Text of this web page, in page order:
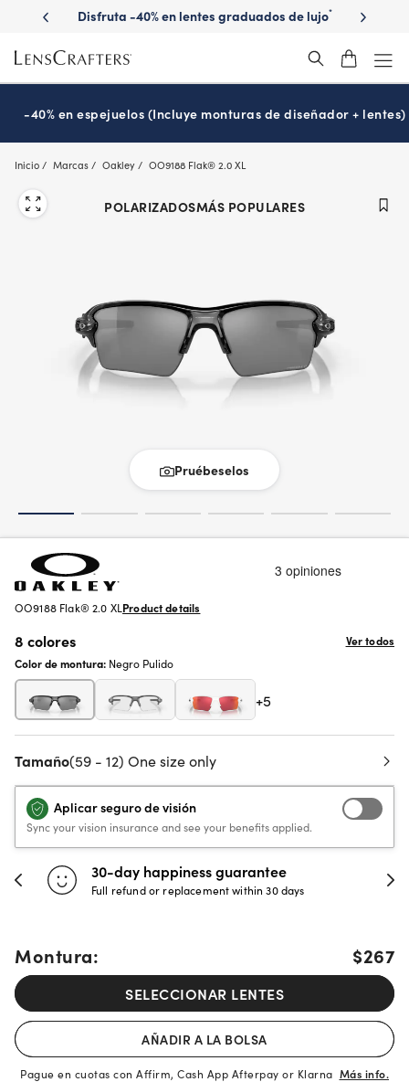
main
content
vista? Disfruta -40% en lentes graduados de lujo*
-40% en espejuelos (Incluye monturas de diseñador + lentes)
Inicio Marcas Oakley OO9188 Flak® 2.0 XL
POLARIZADOSMÁS POPULARES
Pruébeselos
OO9188 Flak® 2.0 XL Product details
8 colores
Ver todos
Color de montura: Negro Pulido
+5
Tamaño(59 - 12) One size only
Aplicar seguro de visión
Sync your vision insurance and see your benefits applied.
30-day happiness guarantee
Full refund or replacement within 30 days
Montura: $267
SELECCIONAR LENTES
AÑADIR A LA BOLSA
Pague en cuotas con Affirm, Cash App Afterpay or Klarna Más info.